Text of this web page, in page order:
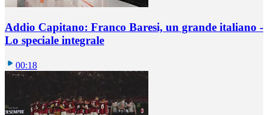
Addio Capitano: Franco Baresi, un grande italiano -
Lo speciale integrale
00:18